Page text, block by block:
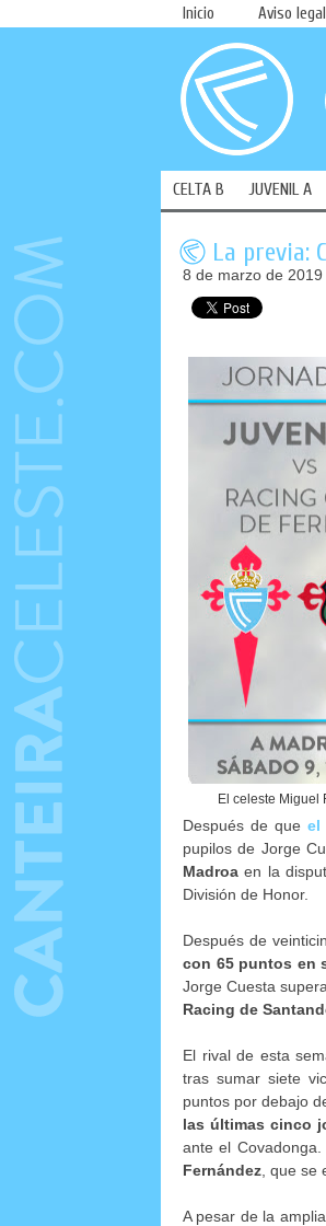
Inicio Aviso legal
CELTA B JUVENIL A
La previa:
8 de marzo de 2019
El celeste Miguel
Después de que el
pupilos de Jorge
Madroaen la
División de Honor.
Después de
con 65 puntos en
Jorge Cuesta
Racing de
El rival de esta
tras sumar siete
puntos por debajo
las últimas cinco
ante el Covadonga.
Fernández , que se
A pesar de la